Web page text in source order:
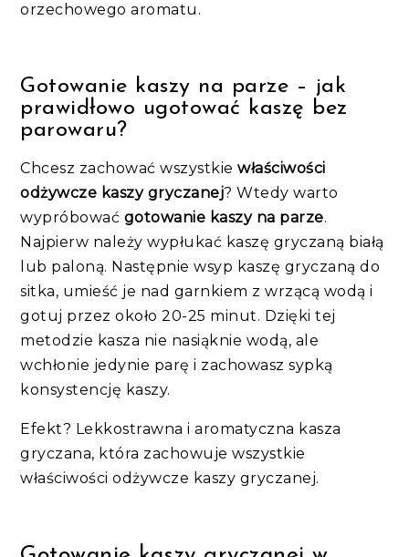
orzechowego aromatu.
Gotowanie kaszy na parze – jak
prawidłowo ugotować kaszę bez
parowaru?
Chcesz zachować wszystkiewłaściwości
odżywcze kaszy gryczanej? Wtedy warto
wypróbować gotowanie kaszy na parze.
Najpierw należy wypłukać kaszę gryczaną białą
lub paloną. Następnie wsyp kaszę gryczaną do
sitka, umieść je nad garnkiem z wrzącą wodą i
gotuj przez około 20-25 minut. Dzięki tej
metodzie kasza nie nasiąknie wodą, ale
wchłonie jedynie parę i zachowasz sypką
konsystencję kaszy.
Efekt? Lekkostrawna i aromatyczna kasza
gryczana, która zachowuje wszystkie
właściwości odżywcze kaszy gryczanej.